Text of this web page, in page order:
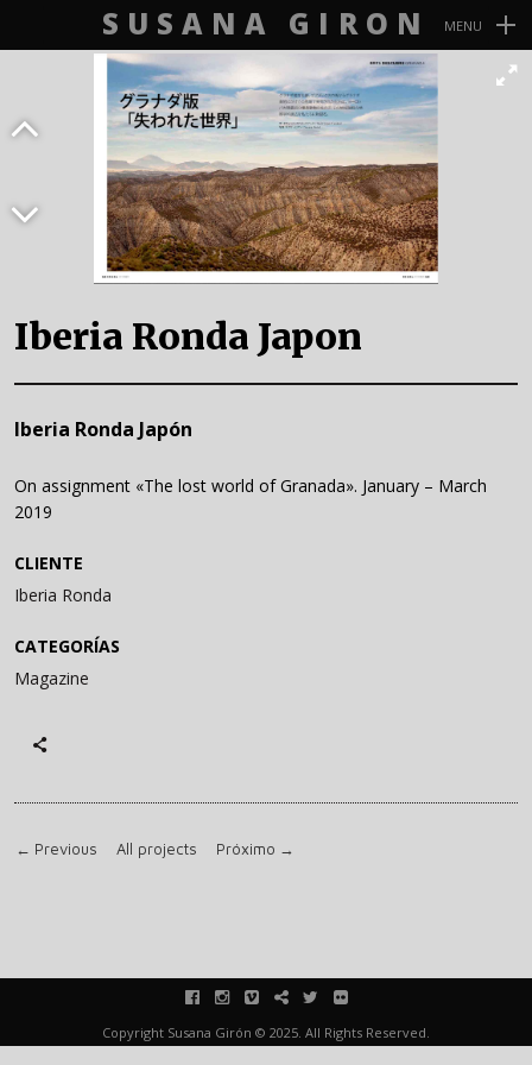
Navegación
Primaria
SUSANA GIRON MENU
Iberia Ronda Japon
Iberia Ronda Japón
On assignment «The lost world of Granada». January – March
2019
CLIENTE
Iberia Ronda
CATEGORÍAS
Magazine
← Previous All projects Próximo →
facebookinstagram
vimeoblink twitter
Copyright Susana Girón © 2025. All Rights Reserved.